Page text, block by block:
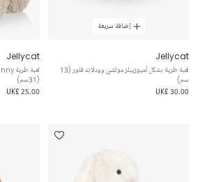
إضافة سريعة
Jellycat
لعبة طرية بشكل أميوزيبلز مولشي وودلاند فلور (13
سم)
UK£ 30.00
Jellycat
(31سم)
UK£ 25.00